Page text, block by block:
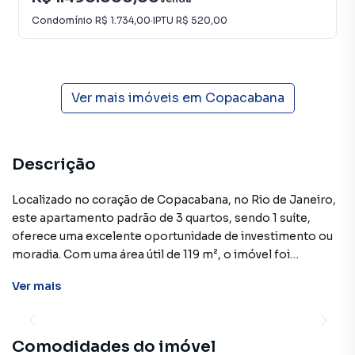
Condomínio R$ 1.734,00·IPTU R$ 520,00
Ver mais imóveis em Copacabana
Descrição
Localizado no coração de Copacabana, no Rio de Janeiro,
este apartamento padrão de 3 quartos, sendo 1 suíte,
oferece uma excelente oportunidade de investimento ou
moradia. Com uma área útil de 119 m², o imóvel foi
funcionalidade. Construído em 1953, o edifício possui uma
cozinha com armários embutidos, lavanderia e uma
Ver mais
Comodidades do imóvel